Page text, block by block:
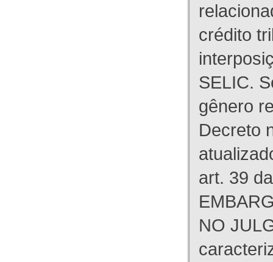
crédito
SELIC.
gênero
Decreto
art. 39
NO